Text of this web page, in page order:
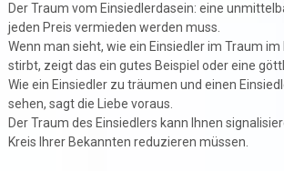
Der Traum vom Einsiedlerdasein: eine
jeden Preis vermieden werden muss.
Wenn man sieht, wie ein Einsiedler im Traum
stirbt, zeigt das ein gutes Beispiel oder eine
Wie ein Einsiedler zu träumen und einen
sehen, sagt die Liebe voraus.
Der Traum des Einsiedlers kann Ihnen
Kreis Ihrer Bekannten reduzieren müssen.